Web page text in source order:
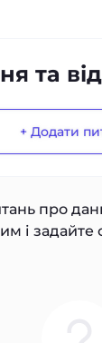
та
+ Додати
про
і задайте